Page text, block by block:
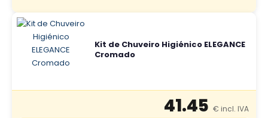
Kit de Chuveiro Higiénico ELEGANCE
Cromado
41.45